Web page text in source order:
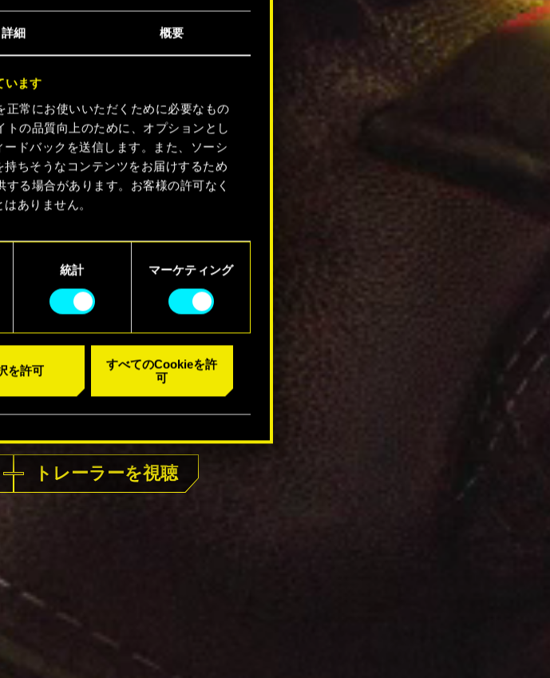
詳細 概要
います
常にお使いいただくために必要なもの
の品質向上のために、オプションとし
ドバックを送信します。また、ソーシ
ちそうなコンテンツをお届けするため
る場合があります。お客様の許可なく
ありません。
更点に関する詳細は、下記の「設定」
統計 マーケティング
を許可
すべてのCookieを許
可
売中
トレーラーを視聴